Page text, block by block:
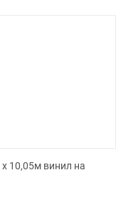
10,05м винил на